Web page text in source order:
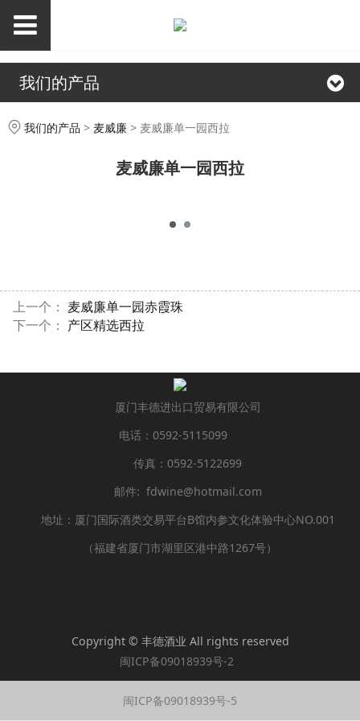
我们的产品
麦威廉单一园西拉
我们的产品 > 麦威廉 > 麦威廉单一园西拉
麦威廉单一园西拉
上一个： 麦威廉单一园赤霞珠
下一个： 产区精选西拉
厦门丰德进出口贸易有限公司
电话：0592-5115099
传真：0592-5122699
邮件: fdwine@hotmail.com
地址：厦门国际酒类交易平台B馆内参文化体验中心NO.001
（福建省厦门市湖里区港中路1267号）
Copyright © 丰德酒业 All rights reserved
闽ICP备09018939号-2
闽ICP备09018939号-5